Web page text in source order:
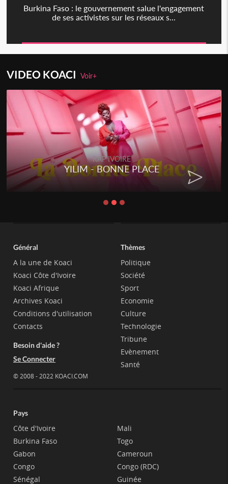
Burkina Faso : le gouvernement salue l'engagement
de ses activistes sur les réseaux s...
VIDEO KOACIVoir+
RAP IVOIRE
YILIM - BONNE PLACE
Général
A la une de Koaci
Koaci Côte d'Ivoire
Koaci Afrique
Archives Koaci
Conditions d'utilisation
Contacts
Besoin d'aide ?
Se Connecter
© 2008 - 2022 KOACI.COM
Thèmes
Politique
Société
Sport
Economie
Culture
Technologie
Tribune
Evènement
Santé
Pays
Côte d'Ivoire
Burkina Faso
Gabon
Congo
Sénégal
Mali
Togo
Cameroun
Congo (RDC)
Guinée